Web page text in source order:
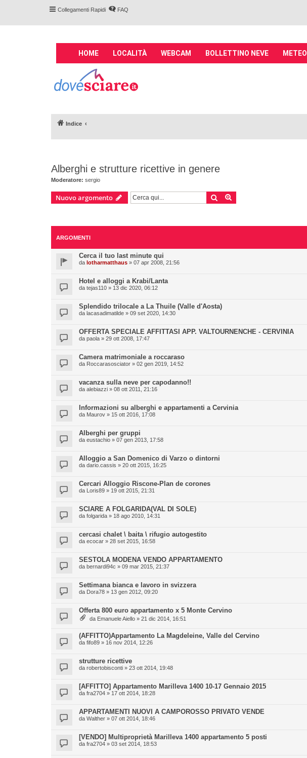
Collegamenti Rapidi FAQ
M
n
n
v
i
g
i
o
n
HOME LOCALITÀ WEBCAM BOLLETTINO NEVE METEO
Indice
Alberghi e strutture ricettive in genere
Moderatore: sergio
Nuovo argomento Cerca
ARGOMENTI
Cerca il tuo last minute qui
da lotharmatthaus » 07 apr 2008, 21:56
Hotel e alloggi a Krabi/Lanta
da tejas110 » 13 dic 2020, 06:12
Splendido trilocale a La Thuile (Valle d'Aosta)
da lacasadimatilde » 09 set 2020, 14:30
OFFERTA SPECIALE AFFITTASI APP. VALTOURNENCHE - CERVINIA
da paola » 29 ott 2008, 17:47
Camera matrimoniale a roccaraso
da Roccarasosciator » 02 gen 2019, 14:52
vacanza sulla neve per capodanno!!
da alebiazzi » 08 ott 2011, 21:16
Informazioni su alberghi e appartamenti a Cervinia
da Maurov » 15 ott 2016, 17:08
Alberghi per gruppi
da eustachio » 07 gen 2013, 17:58
Alloggio a San Domenico di Varzo o dintorni
da dario.cassis » 20 ott 2015, 16:25
Cercari Alloggio Riscone-Plan de corones
da Loris89 » 19 ott 2015, 21:31
SCIARE A FOLGARIDA(VAL DI SOLE)
da folgarida » 18 ago 2010, 14:31
cercasi chalet \ baita \ rifugio autogestito
da ecocar » 28 set 2015, 16:58
SESTOLA MODENA VENDO APPARTAMENTO
da bernardi94c » 09 mar 2015, 21:37
Settimana bianca e lavoro in svizzera
da Dora78 » 13 gen 2012, 09:20
Offerta 800 euro appartamento x 5 Monte Cervino
da Emanuele Aiello » 21 dic 2014, 16:51
(AFFITTO)Appartamento La Magdeleine, Valle del Cervino
da fifo89 » 16 nov 2014, 12:26
strutture ricettive
da robertobisconti » 23 ott 2014, 19:48
[AFFITTO] Appartamento Marilleva 1400 10-17 Gennaio 2015
da fra2704 » 17 ott 2014, 18:28
APPARTAMENTI NUOVI A CAMPOROSSO PRIVATO VENDE
da Walther » 07 ott 2014, 18:46
[VENDO] Multiproprietà Marilleva 1400 appartamento 5 posti
da fra2704 » 03 set 2014, 18:53